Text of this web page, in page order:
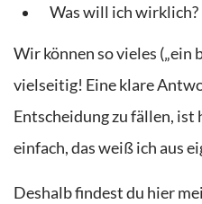
Was will ich wirklich?
Wir können so vieles („ein
vielseitig! Eine klare
Entscheidung zu fällen, ist
einfach, das weiß ich aus
Deshalb findest du hier